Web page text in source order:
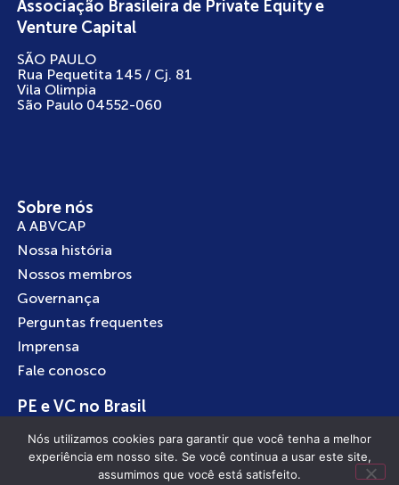
Associação Brasileira de Private Equity e
Venture Capital
SÃO PAULO
Rua Pequetita 145 / Cj. 81
Vila Olimpia
São Paulo 04552-060
Sobre nós
A ABVCAP
Nossa história
Nossos membros
Governança
Perguntas frequentes
Imprensa
Fale conosco
PE e VC no Brasil
Investindo no Brasil
Empreendedorismo
Nós utilizamos cookies para garantir que você tenha a melhor
experiência em nosso site. Se você continua a usar este site,
assumimos que você está satisfeito.